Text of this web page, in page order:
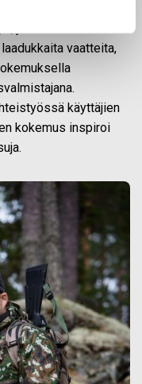
vaatteita,
käyttäjien
kokemus inspiroi